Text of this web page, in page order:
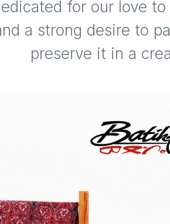
for our love
a strong desire to
preserve it in a